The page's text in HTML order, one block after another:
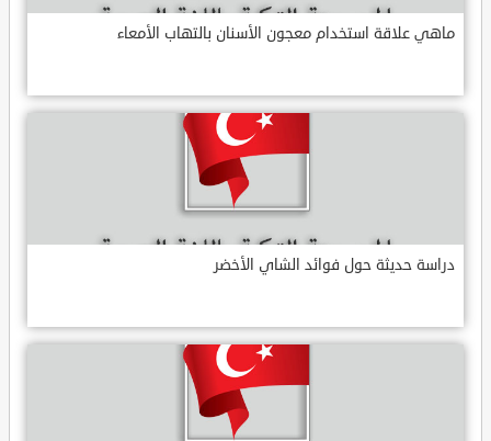
ماهي علاقة استخدام معجون الأسنان بالتهاب الأمعاء
دراسة حديثة حول فوائد الشاي الأخضر